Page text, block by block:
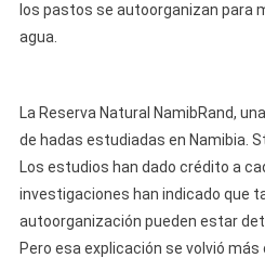
los pastos se autoorganizan para
agua.
La Reserva Natural NamibRand,
de hadas estudiadas en Namibia.
Los estudios han dado crédito a
investigaciones han indicado que
autoorganización pueden estar
Pero esa explicación se volvió